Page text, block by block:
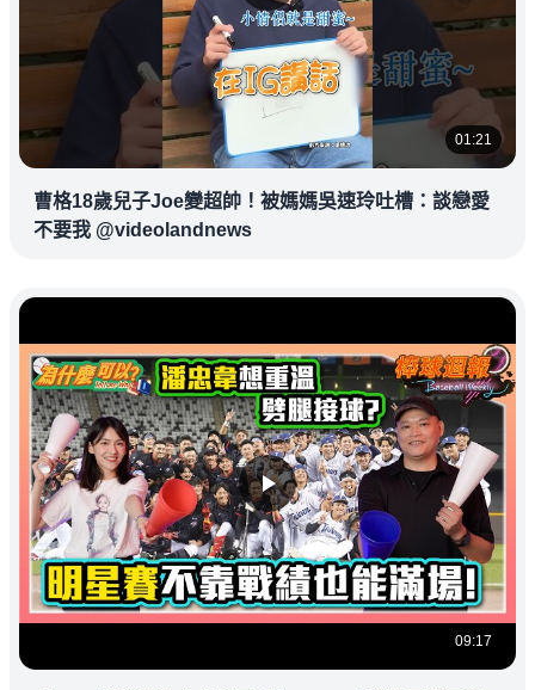
01:21
曹格18歲兒子Joe變超帥！被媽媽吳速玲吐槽：談戀愛
不要我 @videolandnews
09:17